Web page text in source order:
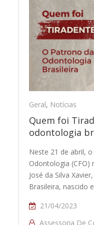
Geral, Notícias
Quem foi
odontologia
Neste 21 de abril,
Odontologia (CFO)
José da Silva
Brasileira, nascido
21/04/2023
Assessoria De